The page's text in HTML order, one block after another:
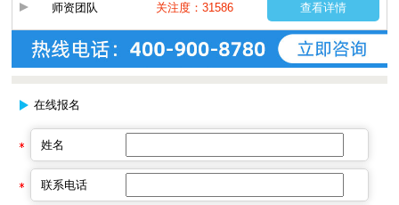
师资团队 关注度：31586 查看详情
在线报名
姓名
联系电话